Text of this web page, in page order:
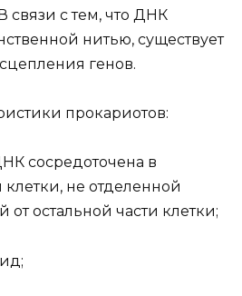
связи с тем, что ДНК
нитью, существует
генов.
прокариотов:
сосредоточена в
не отделенной
остальной части клетки;